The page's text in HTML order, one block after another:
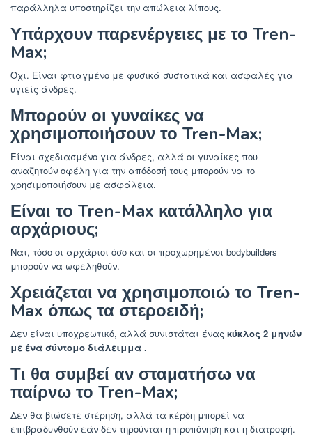
παράλληλα υποστηρίζει την απώλεια λίπους.
Υπάρχουν παρενέργειες με το Tren-
Max;
Όχι. Είναι φτιαγμένο με φυσικά συστατικά και ασφαλές για
υγιείς άνδρες.
Μπορούν οι γυναίκες να
χρησιμοποιήσουν το Tren-Max;
Είναι σχεδιασμένο για άνδρες, αλλά οι γυναίκες που
αναζητούν οφέλη για την απόδοσή τους μπορούν να το
χρησιμοποιήσουν με ασφάλεια.
Είναι το Tren-Max κατάλληλο για
αρχάριους;
Ναι, τόσο οι αρχάριοι όσο και οι προχωρημένοι bodybuilders
μπορούν να ωφεληθούν.
Χρειάζεται να χρησιμοποιώ το Tren-
Max όπως τα στεροειδή;
Δεν είναι υποχρεωτικό, αλλά συνιστάται ένας κύκλος 2 μηνών
με ένα σύντομο διάλειμμα .
Τι θα συμβεί αν σταματήσω να
παίρνω το Tren-Max;
Δεν θα βιώσετε στέρηση, αλλά τα κέρδη μπορεί να
επιβραδυνθούν εάν δεν τηρούνται η προπόνηση και η διατροφή.